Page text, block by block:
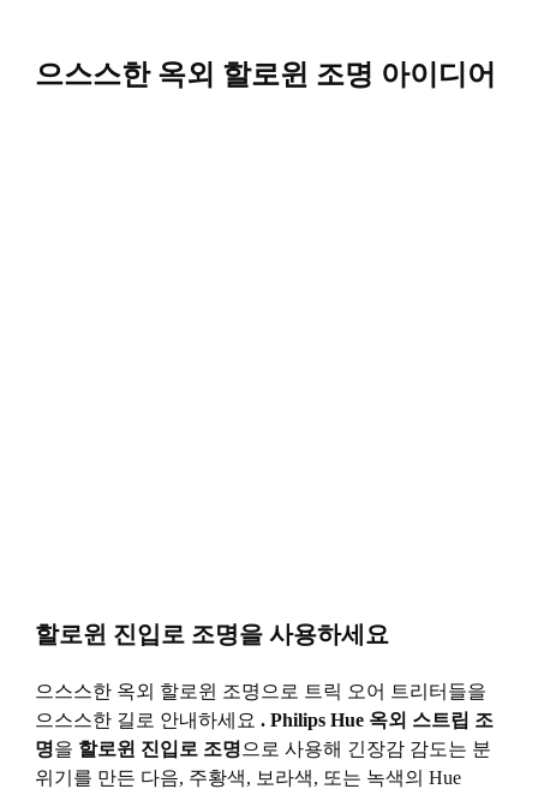
으스스한 옥외 할로윈 조명 아이디어
할로윈 진입로 조명을 사용하세요
으스스한 옥외 할로윈 조명으로 트릭 오어 트리터들을
으스스한 길로 안내하세요 . Philips Hue 옥외 스트립 조
명을 할로윈 진입로 조명으로 사용해 긴장감 감도는 분
위기를 만든 다음, 주황색, 보라색, 또는 녹색의 Hue